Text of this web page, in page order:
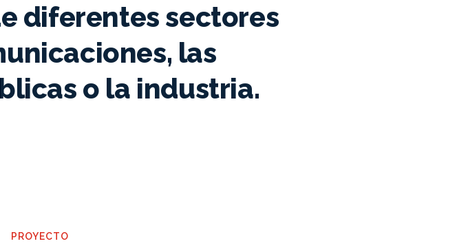
diferentes sectores
las
o la industria.
PROYECTO